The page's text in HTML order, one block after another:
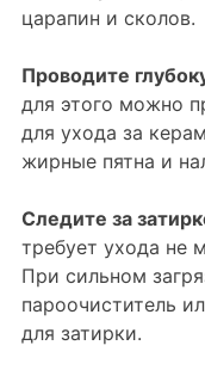
царапин и сколов.
Проводите
для этого можно
для ухода за
жирные пятна и
Следите за
требует ухода не
При сильном
пароочиститель
для затирки.